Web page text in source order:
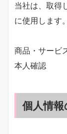
当社は、取得
に使用します。
商品・サービ
本人確認
個人情報